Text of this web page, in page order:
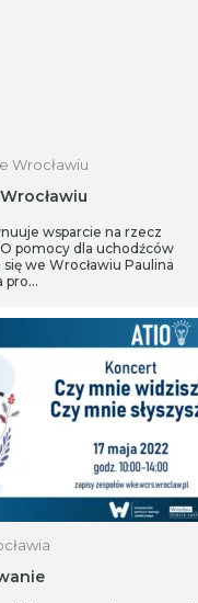
Wrocławiu
wsparcie na rzecz
pomocy dla uchodźców
we Wrocławiu Paulina
pro…